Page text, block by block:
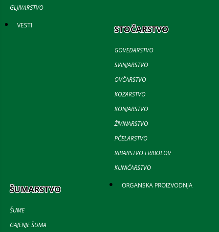
GLJIVARSTVO
VESTI STOČARSTVO
GOVEDARSTVO
SVINJARSTVO
OVČARSTVO
KOZARSTVO
KONJARSTVO
ŽIVINARSTVO
PČELARSTVO
RIBARSTVO I RIBOLOV
KUNIĆARSTVO
ŠUMARSTVO
ŠUME
GAJENJE ŠUMA
ORGANSKA PROIZVODNJA